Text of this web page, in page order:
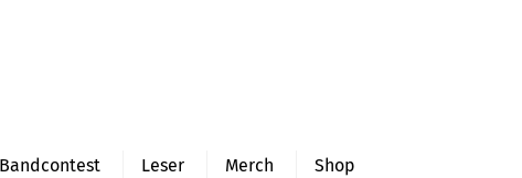
Bandcontest Leser Merch Shop